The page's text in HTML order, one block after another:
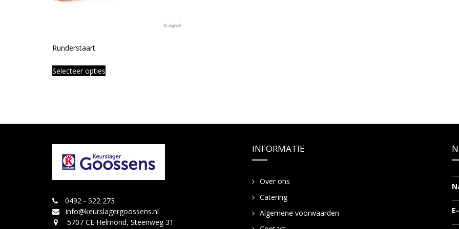
Runderstaart
Selecteer opties
0492 - 522 273
info@keurslagergoossens.nl
5707 CE Helmond, Steenweg 31
INFORMATIE
Over ons
Catering
Algemene voorwaarden